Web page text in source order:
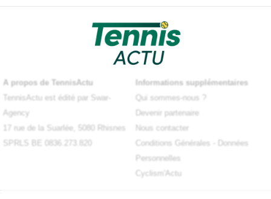
A propos de TennisActu
TennisActu est édité par Swar-
Agency
17 rue de la Suarlée, 5080 Rhisnes
SPRLS BE 0836.273.820
Informations supplémentaires
Qui sommes-nous ?
Devenir partenaire
Nous contacter
Conditions Générales
Données
Personnelles
Cyclism'Actu